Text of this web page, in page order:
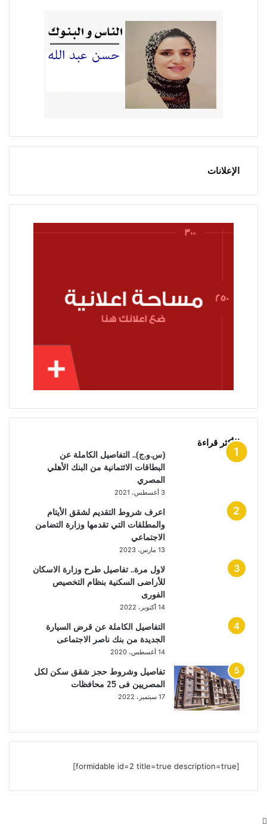
الإعلانات
الأكثر قراءة
(س.و.ج).. التفاصيل الكاملة عن
البطاقات الائتمانية من البنك الأهلي
المصري
3 أغسطس، 2021
اعرف شروط التقديم لشقق الأيتام
والمطلقات التي تقدمها وزارة التضامن
الاجتماعي
13 مارس، 2023
لاول مرة.. تفاصيل طرح وزارة الاسكان
للأراضى السكنية بنظام التخصيص
الفورى
14 أكتوبر، 2022
التفاصيل الكاملة عن قرض السيارة
الجديدة من بنك ناصر الاجتماعى
14 أغسطس، 2020
تفاصيل وشروط حجز شقق سكن لكل
المصريين فى 25 محافظات
17 سبتمبر، 2022
[formidable id=2 title=true description=true]